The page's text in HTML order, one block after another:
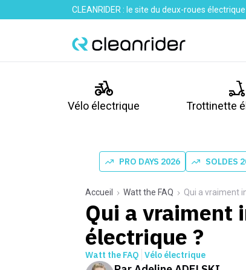
CLEANRIDER : le site du deux-roues électrique
Vélo électrique Trottinette
PRO DAYS 2026 SOLDES
Accueil Watt the FAQ Qui a vraiment
Qui a vraiment
électrique ?
Watt the FAQ Vélo électrique